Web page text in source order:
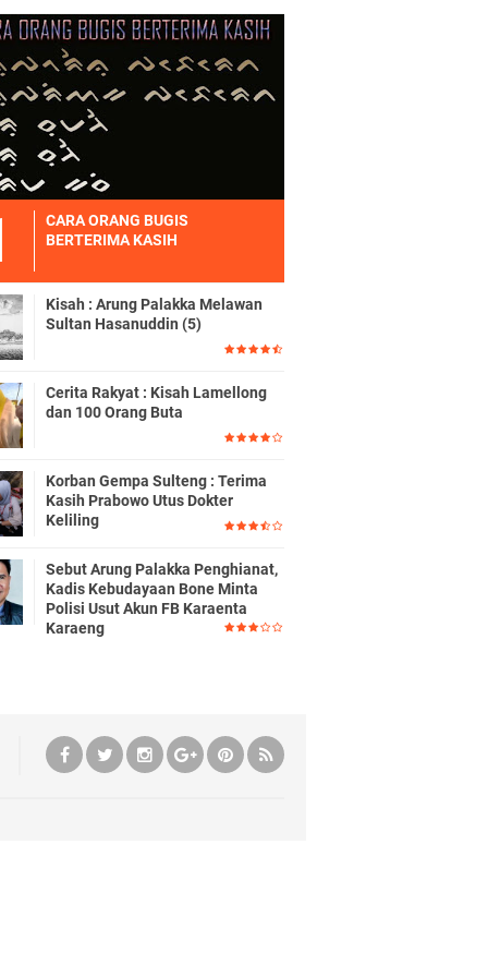
CARA ORANG BUGIS
BERTERIMA KASIH
Kisah : Arung Palakka Melawan
Sultan Hasanuddin (5)
Cerita Rakyat : Kisah Lamellong
dan 100 Orang Buta
Korban Gempa Sulteng : Terima
Kasih Prabowo Utus Dokter
Keliling
Sebut Arung Palakka Penghianat,
Kadis Kebudayaan Bone Minta
Polisi Usut Akun FB Karaenta
Karaeng